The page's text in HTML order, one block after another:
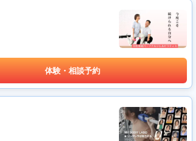
体験・相談予約